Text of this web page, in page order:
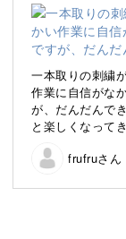
クリエイターズ
大臣賞」を受賞
同じデザインで
品。
そんな刺繍の世
一本取りの刺繍
作業に自信がな
が、だんだんで
と楽しくなって
しまったので、
刺繍自体はでき
frufruさん